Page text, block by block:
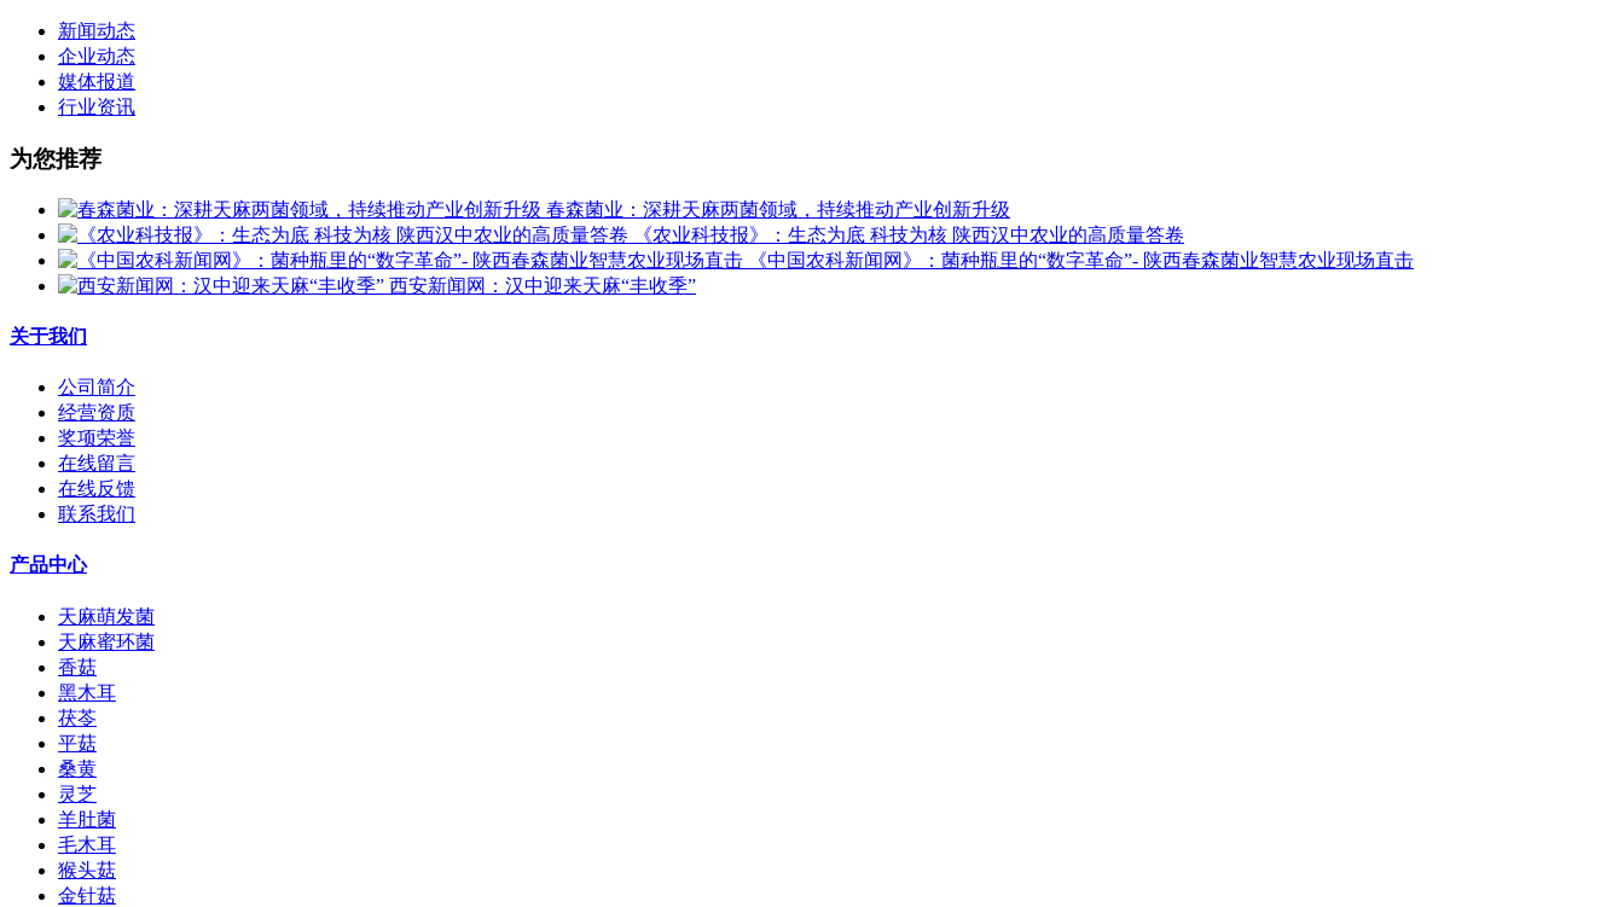
新闻动态
企业动态
媒体报道
行业资讯
为您推荐
春森菌业：深耕天麻两菌领域，持续推动产业创新升级
《农业科技报》：生态为底 科技为核 陕西汉中农业的高质量答卷
《中国农科新闻网》：菌种瓶里的“数字革命”- 陕西春森菌业智慧农业现场直击
西安新闻网：汉中迎来天麻“丰收季”
关于我们
公司简介
经营资质
奖项荣誉
在线留言
在线反馈
联系我们
产品中心
天麻萌发菌
天麻蜜环菌
香菇
黑木耳
茯苓
平菇
桑黄
灵芝
羊肚菌
毛木耳
猴头菇
金针菇